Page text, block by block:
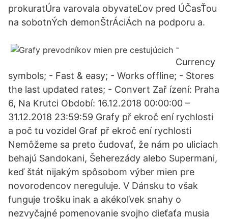
prokuratÚra varovala obyvateĽov pred ÚČasŤou
na sobotnÝch demonŠtrÁciÁch na podporu a.
-
Currency
symbols; - Fast & easy; - Works offline; - Stores
the last updated rates; - Convert Zař ízení: Praha
6, Na Krutci Období: 16.12.2018 00:00:00 –
31.12.2018 23:59:59 Grafy př ekroč ení rychlosti
a poč tu vozidel Graf př ekroč ení rychlosti
Nemôžeme sa preto čudovať, že nám po uliciach
behajú Sandokani, Šeherezády alebo Supermani,
keď štát nijakým spôsobom výber mien pre
novorodencov nereguluje. V Dánsku to však
funguje trošku inak a akékoľvek snahy o
nezvyčajné pomenovanie svojho dieťaťa musia